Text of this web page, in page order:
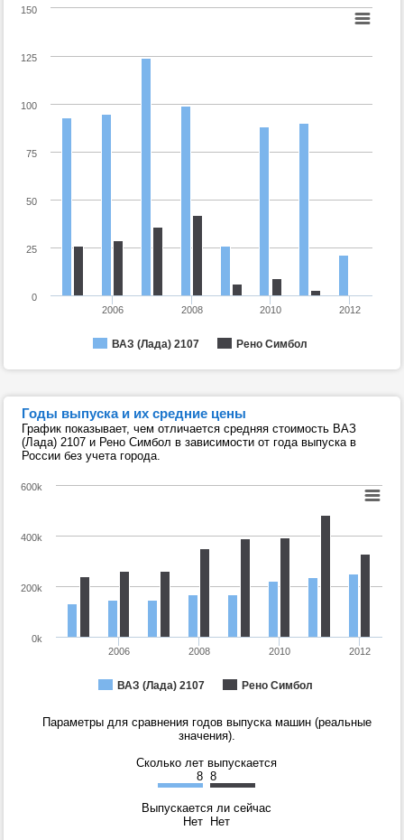
ВАЗ (Лада) 2107 Рено Симбол
2006 2008 2010 2012
0
25
50
75
100
125
150
Годы выпуска и их средние цены
График показывает, чем отличается средняя стоимость ВАЗ
(Лада) 2107 и Рено Симбол в зависимости от года выпуска в
России без учета города.
ВАЗ (Лада) 2107 Рено Симбол
2006 2008 2010 2012
0k
200k
400k
600k
Параметры для сравнения годов выпуска машин (реальные
значения).
Сколько лет выпускается
8 8
Выпускается ли сейчас
Нет
Нет